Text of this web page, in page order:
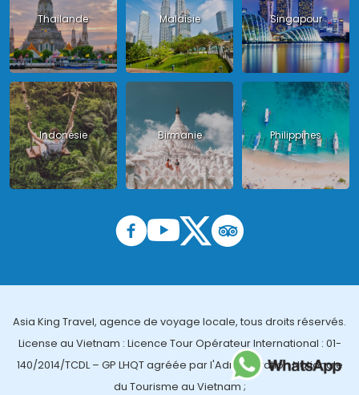
Thailande Malaisie Singapour
Indonésie Birmanie Philippines
Asia King Travel, agence de voyage locale, tous droits réservés.
License au Vietnam : Licence Tour Opérateur International : 01-
140/2014/TCDL – GP LHQT agréée par l'Administration Nationale
du Tourisme au Vietnam ;